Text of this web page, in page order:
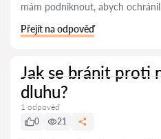
mám podniknout, abych ochránil
Přejít na odpověď
Jak se bránit proti
dluhu?
1 odpověď
0
21